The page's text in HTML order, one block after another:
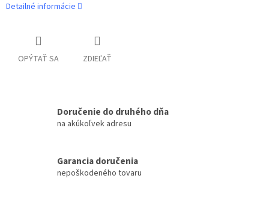
Detailné informácie
OPÝTAŤ SA ZDIEĽAŤ
Doručenie do druhého dňa
na akúkoľvek adresu
Garancia doručenia
nepoškodeného tovaru